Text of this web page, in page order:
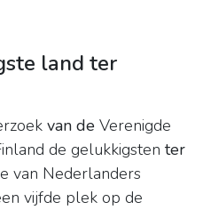
land ter
van de Verenigde
de gelukkigsten ter
van Nederlanders
vijfde plek op de